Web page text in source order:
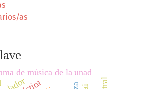
as
de música de la unad